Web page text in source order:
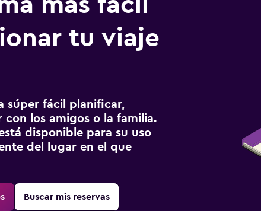
tu viaje
súper fácil planificar,
con los amigos o la familia.
disponible para su uso
del lugar en el que
Buscar mis reservas